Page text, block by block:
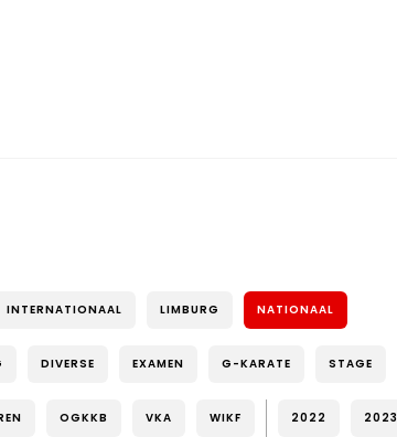
INTERNATIONAAL LIMBURG NATIONAAL
DIVERSE EXAMEN G-KARATE STAGE
OGKKB VKA WIKF 2022 2023